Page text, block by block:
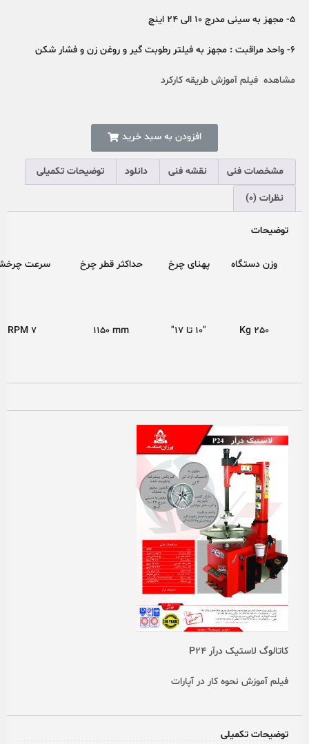
5- مجهز به سینی مدرج 10 الی 24 اینچ
6- واحد مراقبت : مجهز به فیلتر رطوبت گیر و روغن زن و فشار شکن
مشاهده فیلم آموزش طریقه کارکرد
افزودن به سبد خرید
مشخصات فنی نقشه فنی دانلود توضیحات تکمیلی
نظرات (0)
توضیحات
وزن دستگاه پهنای چرخ حداکثر قطر چرخ سرعت
Kg 250 10″ تا 17″ mm
RPM 7
کاتالوگ لاستیک درآر P24
فیلم آموزش نحوه کار در آپارات
توضیحات تکمیلی